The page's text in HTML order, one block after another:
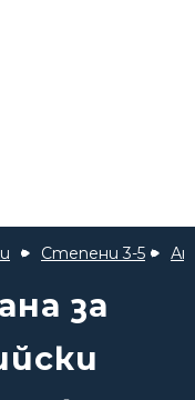
Степени 3-5 Ан
за